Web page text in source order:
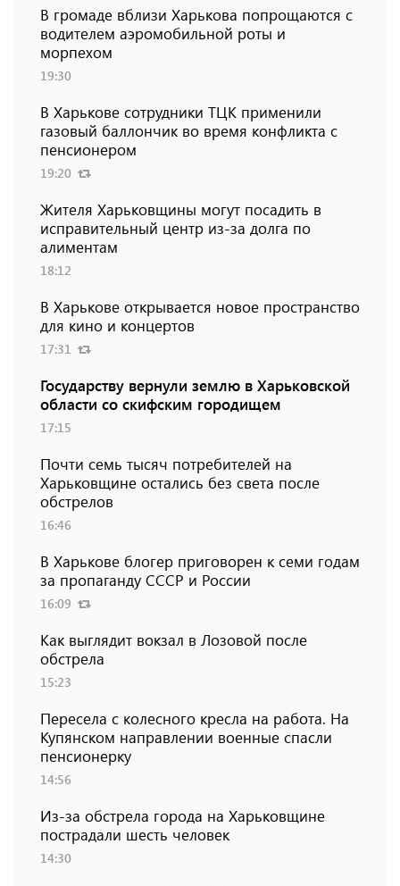
В громаде вблизи Харькова попрощаются с
водителем аэромобильной роты и
морпехом
19:30
В Харькове сотрудники ТЦК применили
газовый баллончик во время конфликта с
пенсионером
19:20
Жителя Харьковщины могут посадить в
исправительный центр из-за долга по
алиментам
18:12
В Харькове открывается новое пространство
для кино и концертов
17:31
Государству вернули землю в Харьковской
области со скифским городищем
17:15
Почти семь тысяч потребителей на
Харьковщине остались без света после
обстрелов
16:46
В Харькове блогер приговорен к семи годам
за пропаганду СССР и России
16:09
Как выглядит вокзал в Лозовой после
обстрела
15:23
Пересела с колесного кресла на работа. На
Купянском направлении военные спасли
пенсионерку
14:56
Из-за обстрела города на Харьковщине
пострадали шесть человек
14:30